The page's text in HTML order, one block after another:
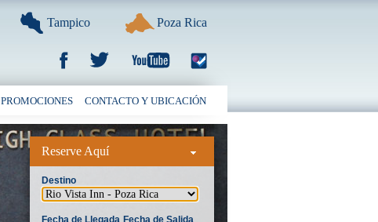
Tampico Poza Rica
PROMOCIONES CONTACTO Y UBICACIÓN
Reserve Aquí
Destino
Fecha de Llegada Fecha de Salida